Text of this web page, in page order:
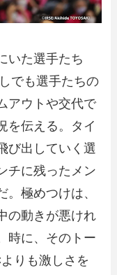
いた選手たち
でも選手たちの
アウトや交代で
を伝える。タイ
び出していく選
チに残ったメン
極めつけは、
の動きが悪けれ
時に、そのトー
りも激しさを